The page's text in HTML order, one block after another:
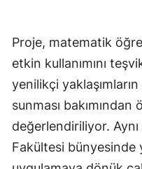
Proje, matematik
etkin kullanımını
yenilikçi yaklaşımların
sunması
değerlendiriliyor.
Fakültesi bünyesinde